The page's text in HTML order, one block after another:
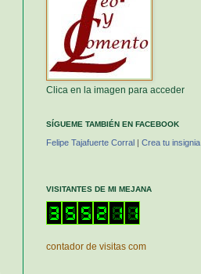
Clica en la imagen para acceder
SÍGUEME TAMBIÉN EN FACEBOOK
Felipe Tajafuerte Corral | Crea tu insignia
VISITANTES DE MI MEJANA
contador de visitas com